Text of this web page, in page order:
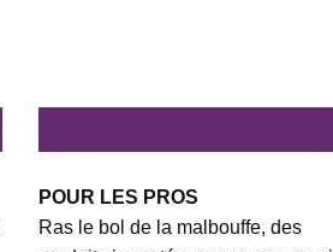
POUR LES PROS
Ras le bol de la malbouffe, des